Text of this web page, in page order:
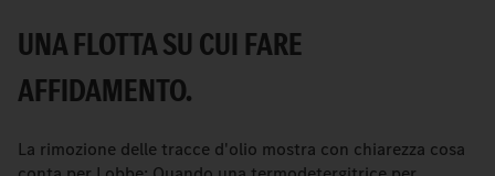
UNA FLOTTA SU CUI FARE
AFFIDAMENTO.
La rimozione delle tracce d'olio mostra con chiarezza cosa